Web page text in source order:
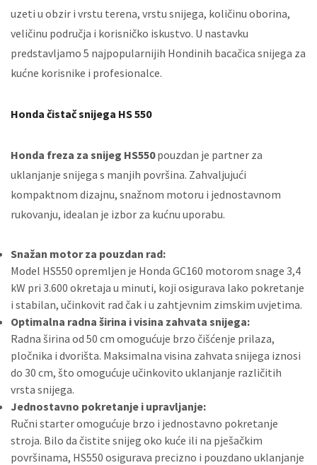
uzeti u obzir i vrstu terena, vrstu snijega, količinu oborina,
veličinu područja i korisničko iskustvo. U nastavku
predstavljamo 5 najpopularnijih Hondinih bacačica snijega za
kućne korisnike i profesionalce.
Honda čistač snijega HS 550
Honda freza za snijeg HS550pouzdan je partner za
uklanjanje snijega s manjih površina. Zahvaljujući
kompaktnom dizajnu, snažnom motoru i jednostavnom
rukovanju, idealan je izbor za kućnu uporabu.
Snažan motor za pouzdan rad:
Model HS550 opremljen je Honda GC160 motorom snage 3,4
kW pri 3.600 okretaja u minuti, koji osigurava lako pokretanje
i stabilan, učinkovit rad čak i u zahtjevnim zimskim uvjetima.
Optimalna radna širina i visina zahvata snijega:
Radna širina od 50 cm omogućuje brzo čišćenje prilaza,
pločnika i dvorišta. Maksimalna visina zahvata snijega iznosi
do 30 cm, što omogućuje učinkovito uklanjanje različitih
vrsta snijega.
Jednostavno pokretanje i upravljanje:
Ručni starter omogućuje brzo i jednostavno pokretanje
stroja. Bilo da čistite snijeg oko kuće ili na pješačkim
površinama, HS550 osigurava precizno i pouzdano uklanjanje